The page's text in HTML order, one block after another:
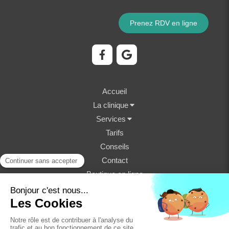
Prenez RDV en ligne
Accueil
La clinique
Services
Tarifs
Conseils
Contact
Boutique en ligne
©2023 Clinique Vétérinaire Fondère - Structure